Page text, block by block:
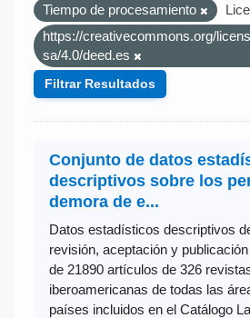
Tiempo de procesamiento
https://creativecommons.org/
sa/4.0/deed.es
Filtrar Resultados
Conjunto de datos
descriptivos sobre los
demora de e...
Datos estadísticos descriptivos
revisión, aceptación y
de 21890 artículos de 326
iberoamericanas de todas las
países incluidos en el Catálogo